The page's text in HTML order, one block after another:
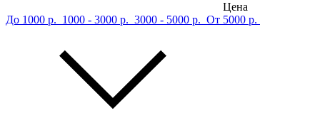
Цена
До 1000 р. 1000 - 3000 р. 3000 - 5000 р. От 5000 р.